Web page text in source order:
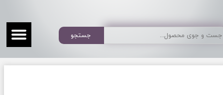
جستجو